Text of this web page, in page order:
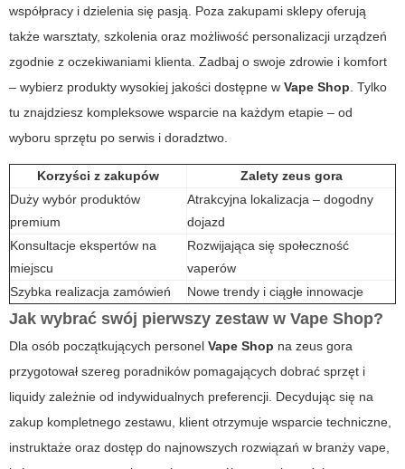
współpracy i dzielenia się pasją. Poza zakupami sklepy oferują
także warsztaty, szkolenia oraz możliwość personalizacji urządzeń
zgodnie z oczekiwaniami klienta. Zadbaj o swoje zdrowie i komfort
– wybierz produkty wysokiej jakości dostępne w Vape Shop. Tylko
tu znajdziesz kompleksowe wsparcie na każdym etapie – od
wyboru sprzętu po serwis i doradztwo.
Korzyści z zakupów Zalety zeus gora
Duży wybór produktów
premium
Atrakcyjna lokalizacja – dogodny
dojazd
Konsultacje ekspertów na
miejscu
Rozwijająca się społeczność
vaperów
Szybka realizacja zamówień
Nowe trendy i ciągłe innowacje
Jak wybrać swój pierwszy zestaw w Vape Shop?
Dla osób początkujących personel Vape Shop na zeus gora
przygotował szereg poradników pomagających dobrać sprzęt i
liquidy zależnie od indywidualnych preferencji. Decydując się na
zakup kompletnego zestawu, klient otrzymuje wsparcie techniczne,
instruktaże oraz dostęp do najnowszych rozwiązań w branży vape,